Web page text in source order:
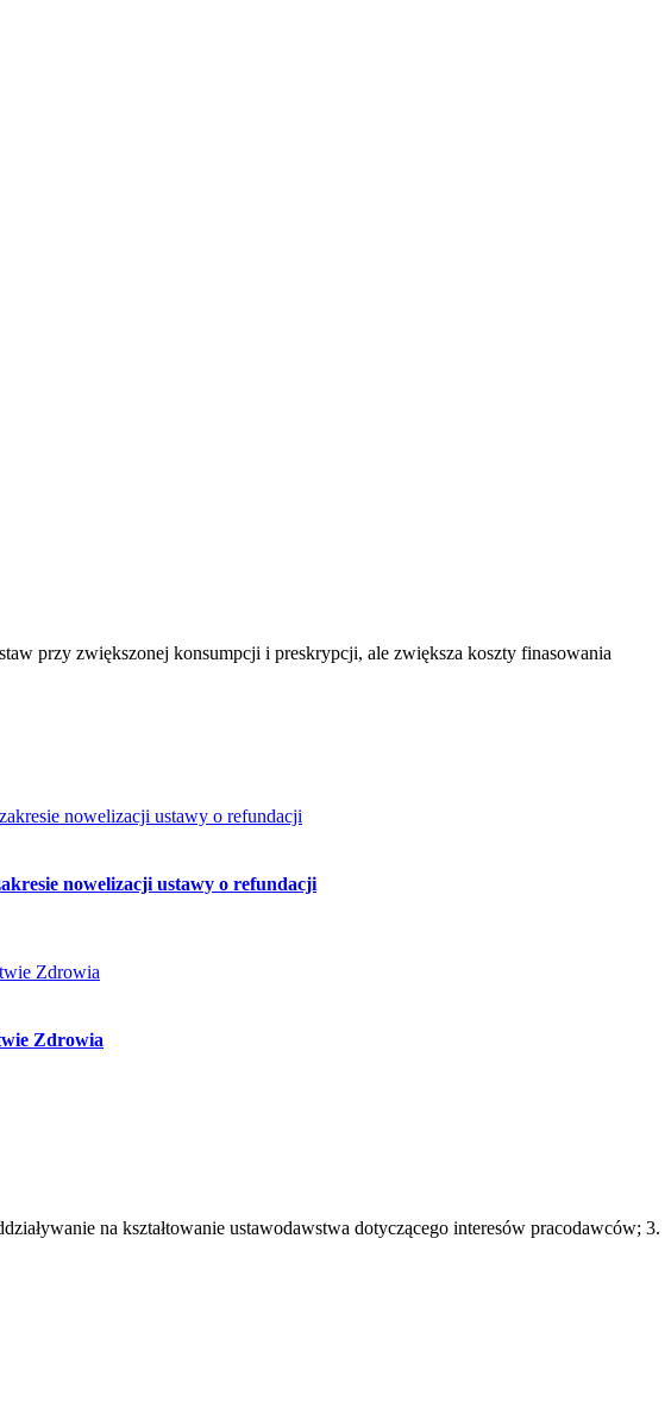
przy zwiększonej konsumpcji i preskrypcji, ale zwiększa koszty finasowania
nowelizacji ustawy o refundacji
Zdrowia
na kształtowanie ustawodawstwa dotyczącego interesów pracodawców; 3.